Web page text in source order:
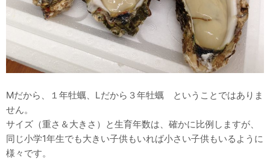
Mだから、１年牡蠣、Lだから３年牡蠣 ということではありま
せん。
サイズ（重さ＆大きさ）と生育年数は、確かに比例しますが、
同じ小学1年生でも大きい子供もいれば小さい子供もいるように
様々です。